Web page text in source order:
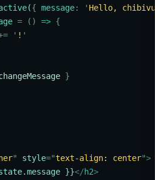
({ message: ' Hello,
= () => {
' ! '
}
" style="text-align: center">
}}</h2>